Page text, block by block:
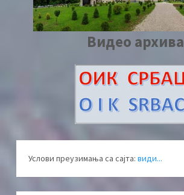
Видео архива
Услови преузимања са сајта: види...